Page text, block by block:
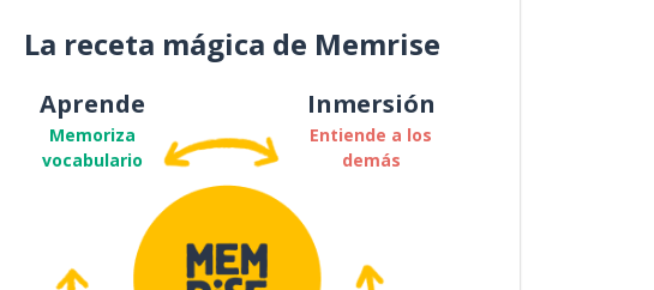
La receta mágica de Memrise
Aprende
Memoriza
vocabulario
Inmersión
Entiende a los
demás